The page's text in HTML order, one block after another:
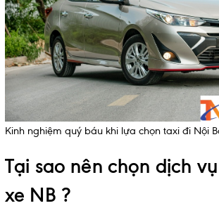
Kinh nghiệm quý báu khi lựa chọn taxi đi Nội
Tại sao nên chọn dịch
xe NB ?